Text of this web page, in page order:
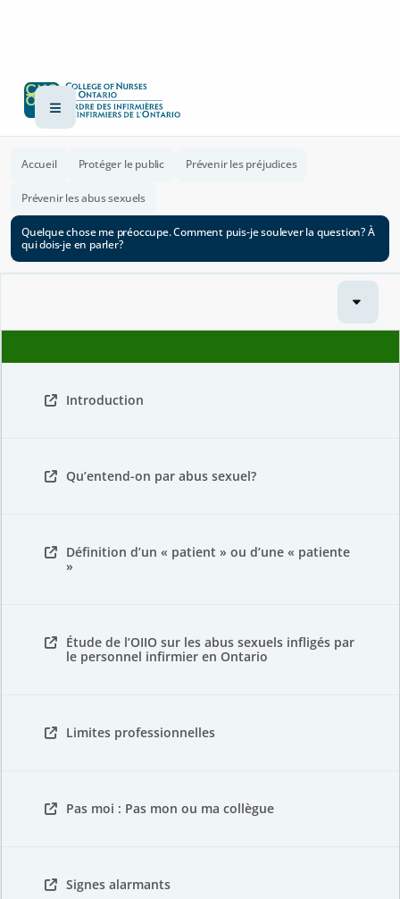
Accueil Protéger le public Prévenir les préjudices
Prévenir les abus sexuels
Quelque chose me préoccupe. Comment puis-je soulever la question? À
qui dois-je en parler?
Introduction
Qu’entend-on par abus sexuel?
Définition d’un « patient » ou d’une « patiente
»
Étude de l’OIIO sur les abus sexuels infligés par
le personnel infirmier en Ontario
Limites professionnelles
Pas moi : Pas mon ou ma collègue
Signes alarmants